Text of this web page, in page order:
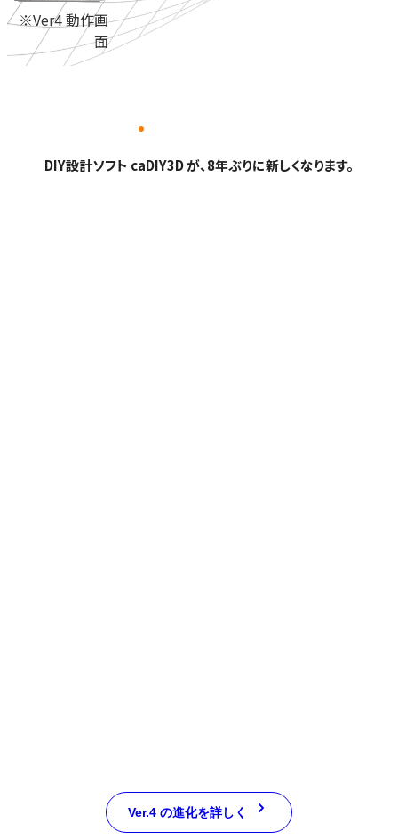
※Ver4 動作画
面
DIY設計ソフト caDIY3D が、8年ぶりに新しくなります。
Ver.4 の進化を詳しく